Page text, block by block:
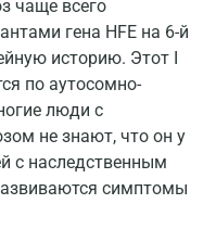
чаще всего
гена HFE на 6-й
историю. Этот I
по аутосомно-
люди с
не знают, что он у
с наследственным
симптомы